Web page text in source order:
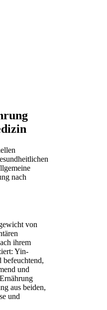
nach
von
ihrem
Yin-
und
aus beiden,
und